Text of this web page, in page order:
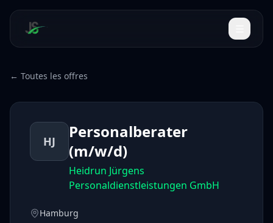
← Toutes les offres
HJ
Personalberater
(m/w/d)
Heidrun Jürgens
Personaldienstleistungen GmbH
Hamburg